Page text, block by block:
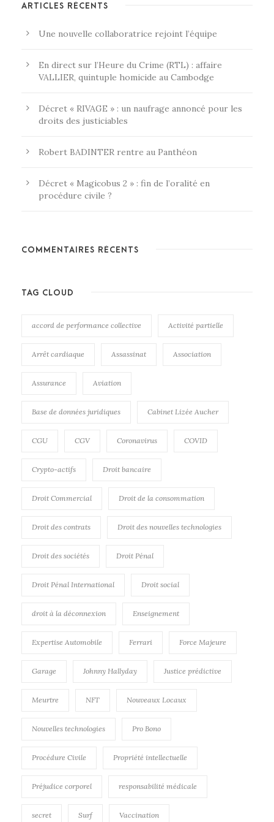
ARTICLES RÉCENTS
Une nouvelle collaboratrice rejoint l’équipe
En direct sur l’Heure du Crime (RTL) : affaire
VALLIER, quintuple homicide au Cambodge
Décret « RIVAGE » : un naufrage annoncé pour les
droits des justiciables
Robert BADINTER rentre au Panthéon
Décret « Magicobus 2 » : fin de l’oralité en
procédure civile ?
COMMENTAIRES RÉCENTS
TAG CLOUD
accord de performance collective Activité partielle
Arrêt cardiaque Assassinat Association
Assurance Aviation
Base de données juridiques Cabinet Lizée Aucher
CGU CGV Coronavirus COVID
Crypto-actifs Droit bancaire
Droit Commercial Droit de la consommation
Droit des contrats Droit des nouvelles technologies
Droit des sociétés Droit Pénal
Droit Pénal International Droit social
droit à la déconnexion Enseignement
Expertise Automobile Ferrari Force Majeure
Garage Johnny Hallyday Justice prédictive
Meurtre NFT Nouveaux Locaux
Nouvelles technologies Pro Bono
Procédure Civile Propriété intellectuelle
Préjudice corporel responsabilité médicale
secret Surf Vaccination